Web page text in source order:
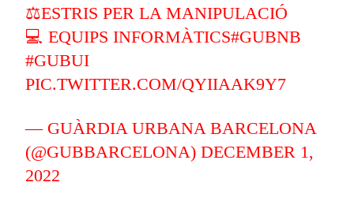
⚖️ESTRIS PER LA MANIPULACIÓ
💻 EQUIPS INFORMÀTICS#GUBNB
#GUBUI
PIC.TWITTER.COM/QYIIAAK9Y7
— GUÀRDIA URBANA BARCELONA
(@GUBBARCELONA)DECEMBER 1,
2022